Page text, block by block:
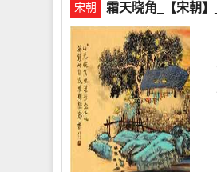
宋朝 霜天晓角_【宋朝】